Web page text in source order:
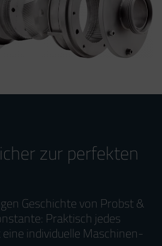
zur perfekten
Geschichte von Probst &
Praktisch jedes
individuelle Maschinen-